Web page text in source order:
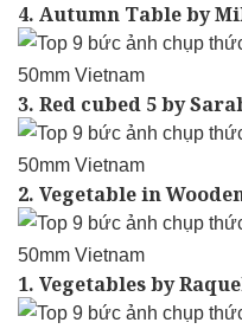
4. Autumn Table by
3. Red cubed 5 by
2. Vegetable in
1. Vegetables by